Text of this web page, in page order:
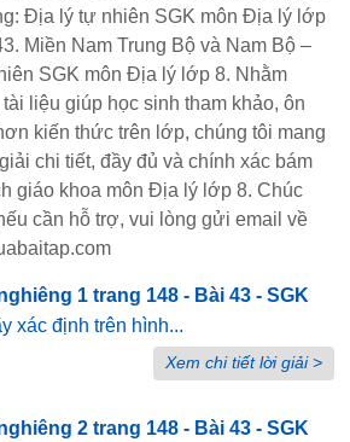
Địa lý tự nhiên SGK môn Địa lý lớp
Miền Nam Trung Bộ và Nam Bộ –
SGK môn Địa lý lớp 8. Nhằm
liệu giúp học sinh tham khảo, ôn
kiến thức trên lớp, chúng tôi mang
chi tiết, đầy đủ và chính xác bám
giáo khoa môn Địa lý lớp 8. Chúc
cần hỗ trợ, vui lòng gửi email về
1 trang 148 - Bài 43 - SGK
xác định trên hình...
Xem chi tiết lời giải >
2 trang 148 - Bài 43 - SGK